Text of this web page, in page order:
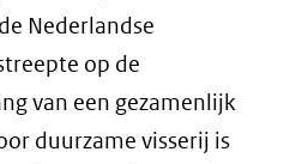
Nederlandse
op de
van een gezamenlijk
duurzame visserij is